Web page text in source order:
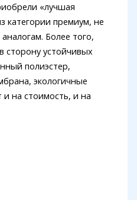
«лучшая
категории премиум, не
Более того,
сторону устойчивых
полиэстер,
экологичные
и на стоимость, и на